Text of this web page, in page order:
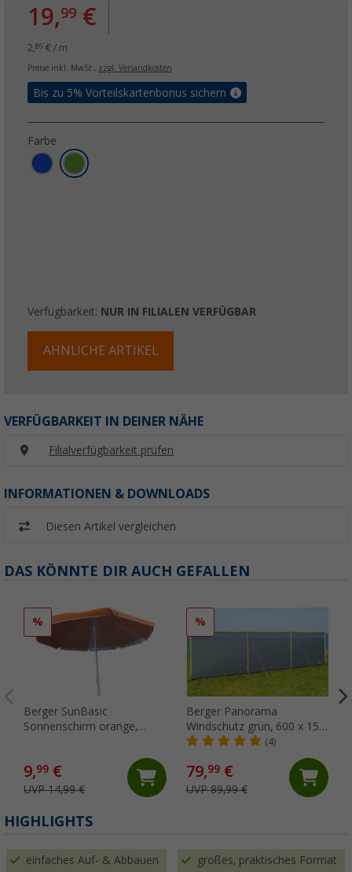
19,99 €
2,86 € / m
Preise inkl. MwSt., zzgl. Versandkosten
Bis zu 5% Vorteilskartenbonus sichern
Farbe
Verfügbarkeit: NUR IN FILIALEN VERFÜGBAR
ÄHNLICHE ARTIKEL
VERFÜGBARKEIT IN DEINER NÄHE
Filialverfügbarkeit prüfen
INFORMATIONEN & DOWNLOADS
Diesen Artikel vergleichen
DAS KÖNNTE DIR AUCH GEFALLEN
%
Berger SunBasic
Sonnenschirm orange,
9,99 €
UVP 14,99 €
%
Berger Panorama
Windschutz grün, 600 x 150
cm
(4)
79,99€
UVP 89,99 €
HIGHLIGHTS
einfaches Auf- & Abbauen großes, praktisches Format